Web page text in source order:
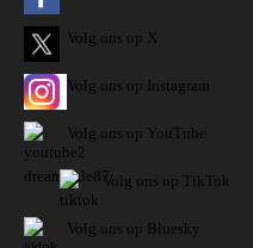
Volg ons op X
Volg ons op Instagram
Volg ons op YouTube
Volg ons op TikTok
Volg ons op Bluesky